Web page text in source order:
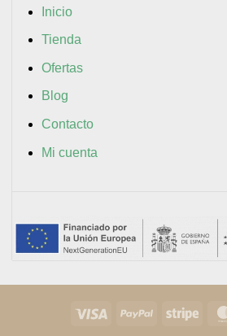
Inicio
Tienda
Ofertas
Blog
Contacto
Mi cuenta
Visa PayPal Stripe